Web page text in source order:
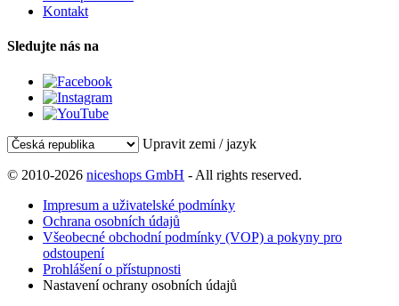
Kontakt
Sledujte nás na
Upravit zemi / jazyk
© 2010-2026 niceshops GmbH - All rights reserved.
Impresum a uživatelské podmínky
Ochrana osobních údajů
Všeobecné obchodní podmínky (VOP) a pokyny pro
odstoupení
Prohlášení o přístupnosti
Nastavení ochrany osobních údajů